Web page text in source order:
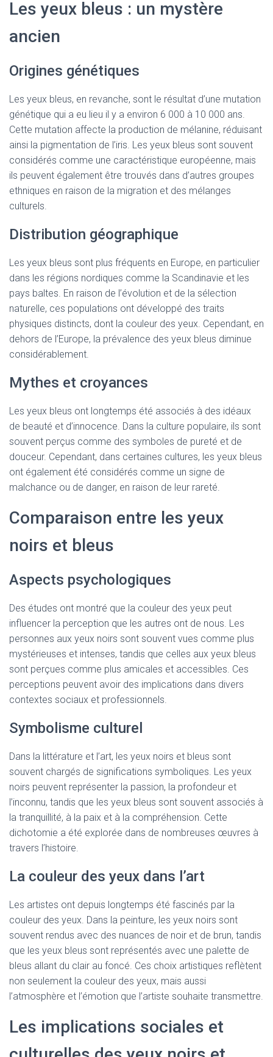
Les yeux bleus : un mystère
ancien
Origines génétiques
Les yeux bleus, en revanche, sont le résultat d’une mutation
génétique qui a eu lieu il y a environ 6 000 à 10 000 ans.
Cette mutation affecte la production de mélanine, réduisant
ainsi la pigmentation de l’iris. Les yeux bleus sont souvent
considérés comme une caractéristique européenne, mais
ils peuvent également être trouvés dans d’autres groupes
ethniques en raison de la migration et des mélanges
culturels.
Distribution géographique
Les yeux bleus sont plus fréquents en Europe, en particulier
dans les régions nordiques comme la Scandinavie et les
pays baltes. En raison de l’évolution et de la sélection
naturelle, ces populations ont développé des traits
physiques distincts, dont la couleur des yeux. Cependant, en
dehors de l’Europe, la prévalence des yeux bleus diminue
considérablement.
Mythes et croyances
Les yeux bleus ont longtemps été associés à des idéaux
de beauté et d’innocence. Dans la culture populaire, ils sont
souvent perçus comme des symboles de pureté et de
douceur. Cependant, dans certaines cultures, les yeux bleus
ont également été considérés comme un signe de
malchance ou de danger, en raison de leur rareté.
Comparaison entre les yeux
noirs et bleus
Aspects psychologiques
Des études ont montré que la couleur des yeux peut
influencer la perception que les autres ont de nous. Les
personnes aux yeux noirs sont souvent vues comme plus
mystérieuses et intenses, tandis que celles aux yeux bleus
sont perçues comme plus amicales et accessibles. Ces
perceptions peuvent avoir des implications dans divers
contextes sociaux et professionnels.
Symbolisme culturel
Dans la littérature et l’art, les yeux noirs et bleus sont
souvent chargés de significations symboliques. Les yeux
noirs peuvent représenter la passion, la profondeur et
l’inconnu, tandis que les yeux bleus sont souvent associés à
la tranquillité, à la paix et à la compréhension. Cette
dichotomie a été explorée dans de nombreuses œuvres à
travers l’histoire.
La couleur des yeux dans l’art
Les artistes ont depuis longtemps été fascinés par la
couleur des yeux. Dans la peinture, les yeux noirs sont
souvent rendus avec des nuances de noir et de brun, tandis
que les yeux bleus sont représentés avec une palette de
bleus allant du clair au foncé. Ces choix artistiques reflètent
non seulement la couleur des yeux, mais aussi
l’atmosphère et l’émotion que l’artiste souhaite transmettre.
Les implications sociales et